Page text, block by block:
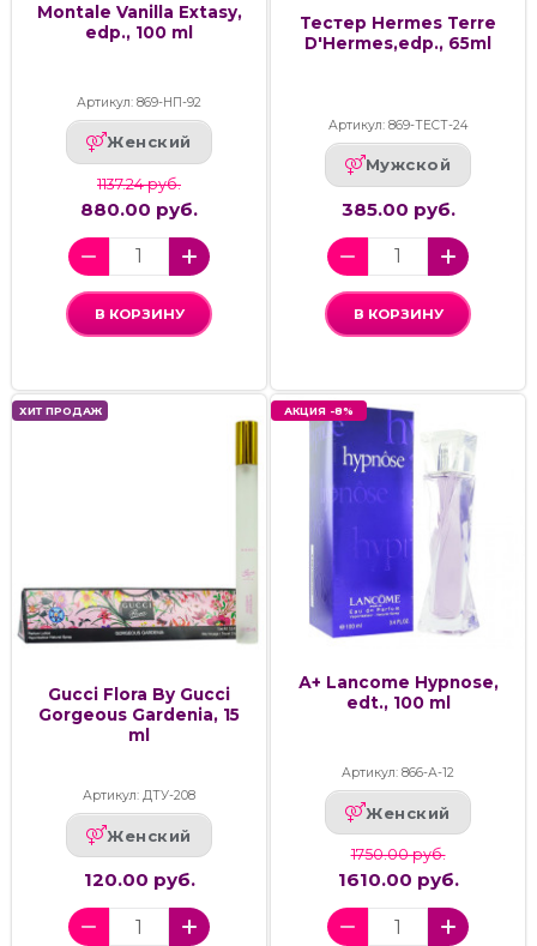
Montale Vanilla Extasy,
edp., 100 ml
Артикул: 869-НП-92
Женский
1137.24 руб.
880.00 руб.
В КОРЗИНУ
Тестер Hermes Terre
D'Hermes,edp., 65ml
Артикул: 869-ТЕСТ-24
Мужской
385.00 руб.
В КОРЗИНУ
ХИТ ПРОДАЖ
Gucci Flora By Gucci
Gorgeous Gardenia, 15
ml
Артикул: ДТУ-208
Женский
120.00 руб.
АКЦИЯ -8%
А+ Lancome Hypnose,
edt., 100 ml
Артикул: 866-А-12
Женский
1750.00 руб.
1610.00 руб.